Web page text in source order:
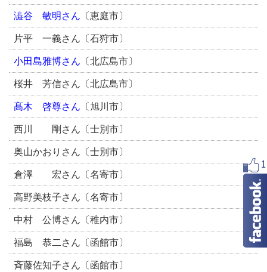
澁谷 敏明さん 〔恵庭市〕
片平 一義さん〔石狩市〕
小田島雅博さん 〔北広島市〕
桜井 芳信さん〔北広島市〕
髙木 啓尊さん 〔旭川市〕
西川 剛さん〔士別市〕
奥山かおりさん〔士別市〕
倉澤 宏さん〔名寄市〕
高野美枝子さん〔名寄市〕
中村 公博さん〔稚内市〕
福島 恭二さん〔函館市〕
斉藤佐知子さん〔函館市〕